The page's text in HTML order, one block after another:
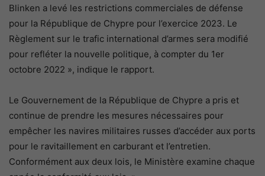
Blinken a levé les restrictions commerciales de défense
pour la République de Chypre pour l’exercice 2023. Le
Règlement sur le trafic international d’armes sera modifié
pour refléter la nouvelle politique, à compter du 1er
octobre 2022 », indique le rapport.
Le Gouvernement de la République de Chypre a pris et
continue de prendre les mesures nécessaires pour
empêcher les navires militaires russes d’accéder aux ports
pour le ravitaillement en carburant et l’entretien.
Conformément aux deux lois, le Ministère examine chaque